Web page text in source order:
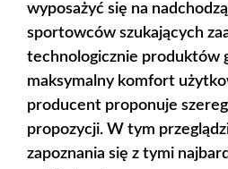
wyposażyć się na
sportowców szukających
technologicznie produktów
maksymalny komfort
producent proponuje
propozycji. W tym
zapoznania się z tymi